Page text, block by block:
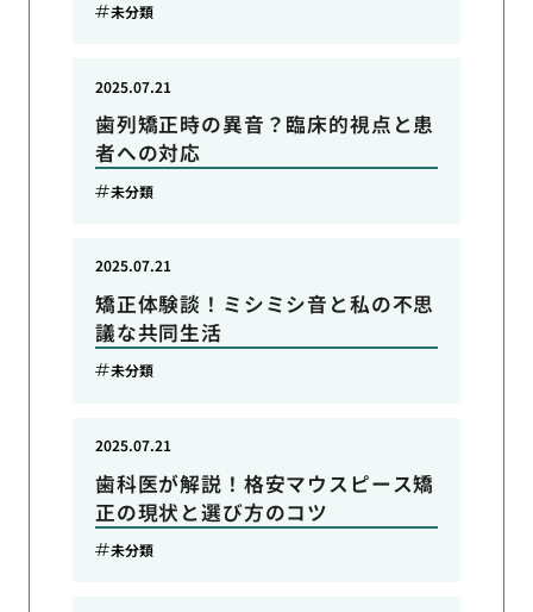
未分類
歯列矯正時の異音？臨床的視点と患
者への対応
2025.07.21
未分類
矯正体験談！ミシミシ音と私の不思
議な共同生活
2025.07.21
未分類
歯科医が解説！格安マウスピース矯
正の現状と選び方のコツ
2025.07.21
未分類